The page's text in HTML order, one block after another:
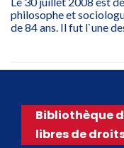
philosophe et
de 84 ans. Il fut l`une
Bibliothèque
libres de